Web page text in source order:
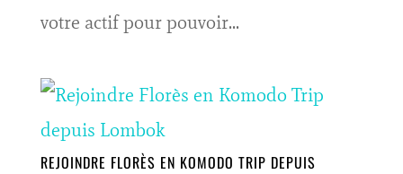
votre actif pour pouvoir...
REJOINDRE FLORÈS EN KOMODO TRIP DEPUIS